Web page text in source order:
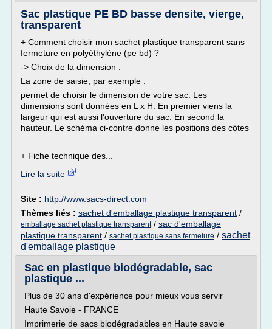
Sac plastique PE BD basse densite, vierge,
transparent
+ Comment choisir mon sachet plastique transparent sans
fermeture en polyéthylène (pe bd) ?
-> Choix de la dimension :
La zone de saisie, par exemple :
permet de choisir le dimension de votre sac. Les
dimensions sont données en L x H. En premier viens la
largeur qui est aussi l'ouverture du sac. En second la
hauteur. Le schéma ci-contre donne les positions des côtes
+ Fiche technique des...
Lire la suite
Site : http://www.sacs-direct.com
Thèmes liés : sachet d'emballage plastique transparent /
emballage sachet plastique transparent/ sac d'emballage
plastique transparent / sachet plastique sans fermeture / sachet
d'emballage plastique
Sac en plastique biodégradable, sac
plastique ...
Plus de 30 ans d'expérience pour mieux vous servir
Haute Savoie - FRANCE
Imprimerie de sacs biodégradables en Haute savoie